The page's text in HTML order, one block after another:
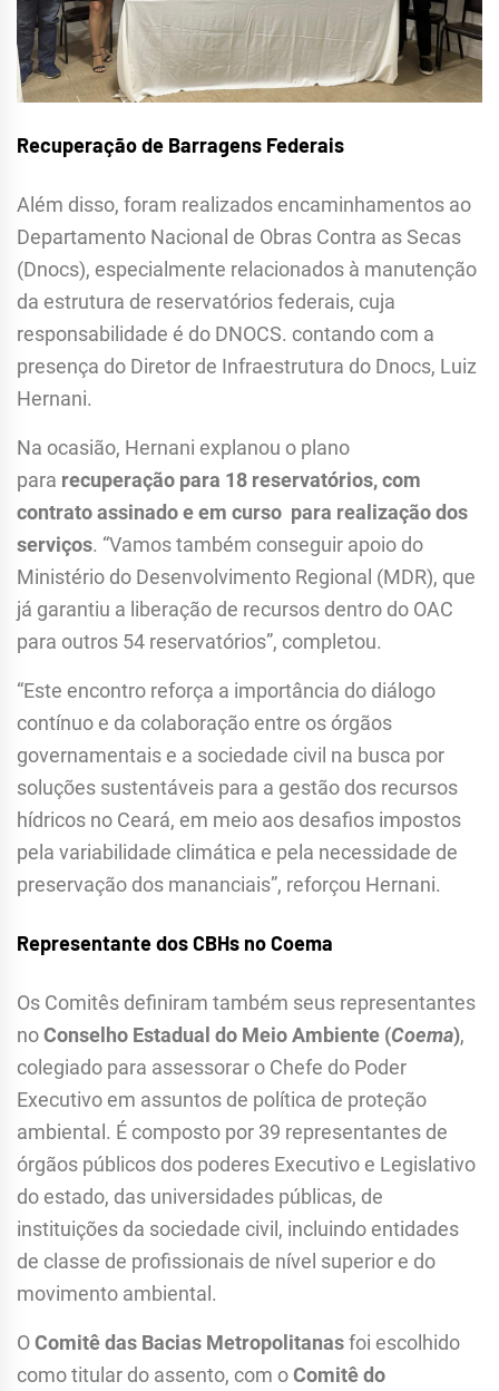
Recuperação de Barragens Federais
Além disso, foram realizados encaminhamentos ao
Departamento Nacional de Obras Contra as Secas
(Dnocs), especialmente relacionados à manutenção
da estrutura de reservatórios federais, cuja
responsabilidade é do DNOCS. contando com a
presença do Diretor de Infraestrutura do Dnocs, Luiz
Hernani.
Na ocasião, Hernani explanou o plano
para recuperação para 18 reservatórios, com
contrato assinado e em curso para realização dos
serviços. “Vamos também conseguir apoio do
Ministério do Desenvolvimento Regional (MDR), que
já garantiu a liberação de recursos dentro do OAC
para outros 54 reservatórios”, completou.
“Este encontro reforça a importância do diálogo
contínuo e da colaboração entre os órgãos
governamentais e a sociedade civil na busca por
soluções sustentáveis para a gestão dos recursos
hídricos no Ceará, em meio aos desafios impostos
pela variabilidade climática e pela necessidade de
preservação dos mananciais”, reforçou Hernani.
Representante dos CBHs no Coema
Os Comitês definiram também seus representantes
noConselho Estadual do Meio Ambiente (Coema),
colegiado para assessorar o Chefe do Poder
Executivo em assuntos de política de proteção
ambiental. É composto por 39 representantes de
órgãos públicos dos poderes Executivo e Legislativo
do estado, das universidades públicas, de
instituições da sociedade civil, incluindo entidades
de classe de profissionais de nível superior e do
movimento ambiental.
OComitê das Bacias Metropolitanasfoi escolhido
como titular do assento, com oComitê do